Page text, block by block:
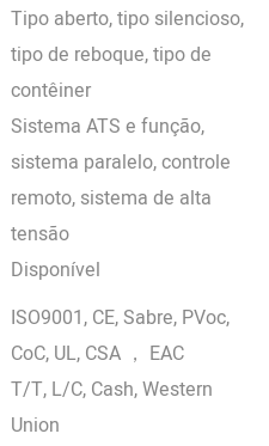
Tipo aberto, tipo silencioso,
tipo de reboque, tipo de
contêiner
Sistema ATS e função,
sistema paralelo, controle
remoto, sistema de alta
tensão
Disponível
ISO9001, CE, Sabre, PVoc,
CoC, UL, CSA ， EAC
T/T, L/C, Cash, Western
Union